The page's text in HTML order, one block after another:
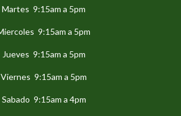
Martes 9:15am a 5pm
9:15am a 5pm
Jueves 9:15am a 5pm
Viernes 9:15am a 5pm
Sabado 9:15am a 4pm